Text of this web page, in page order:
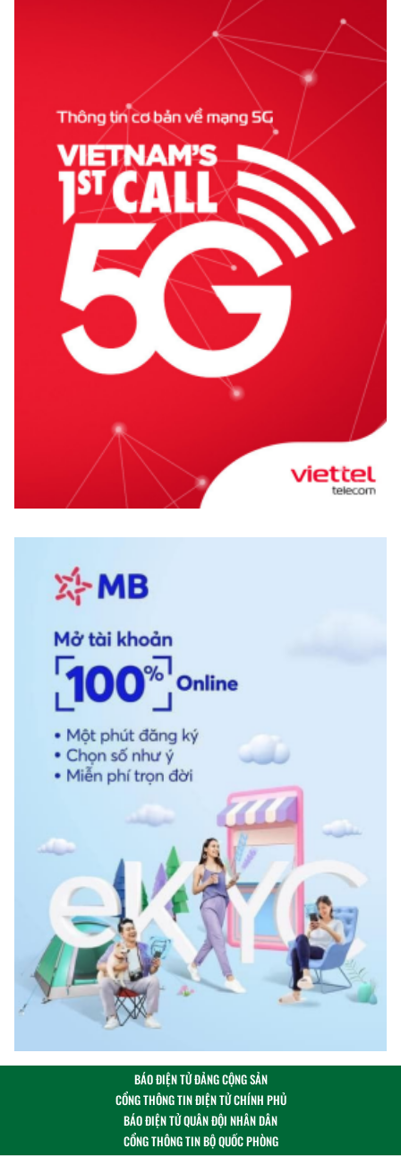
BÁO ĐIỆN TỬ ĐẢNG CỘNG SẢN
CỔNG THÔNG TIN ĐIỆN TỬ CHÍNH PHỦ
BÁO ĐIỆN TỬ QUÂN ĐỘI NHÂN DÂN
CỔNG THÔNG TIN BỘ QUỐC PHÒNG